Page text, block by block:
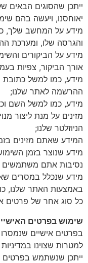
ייתכן שהסוגים הבאים
יאוחסנו, ויעשה בהם
והגרסה שלו, ומערכת
מידע על הביקורים
אורך הביקור, צפיות
מידע, כמו למשל כתובת
ההרשמה לאתר שלנו;
מידע, כמו למשל השם
מזינים על מנת ליצור
הניוזלטר שלנו;
המידע שאתם מזינים
מידע שנוצר בזמן
נסיבות אתם משתמשים
מידע שנכלל במסרים
באמצעות האתר שלנו,
כל סוג אחר של פרטים
שימוש בפרטים
בפרטים אישיים
למטרות שצוינו
ייתכן שנשתמש